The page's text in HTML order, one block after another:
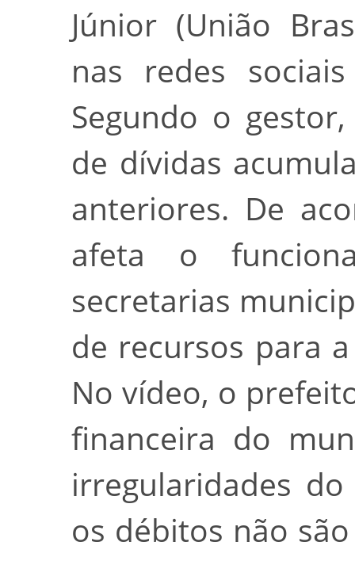
Júnior (União
nas redes
Segundo o
de dívidas
anteriores. De
afeta o
secretarias
de recursos para
No vídeo, o
financeira do
irregularidades
os débitos não